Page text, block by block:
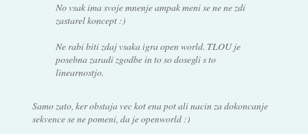
No vsak ima svoje mnenje ampak meni se ne ne zdi
zastarel koncept :)
Ne rabi biti zdaj vsaka igra open world. TLOU je
posebna zaradi zgodbe in to so dosegli s to
linearnostjo.
Samo zato, ker obstaja vec kot ena pot ali nacin za dokoncanje
sekvence se ne pomeni, da je openworld :)